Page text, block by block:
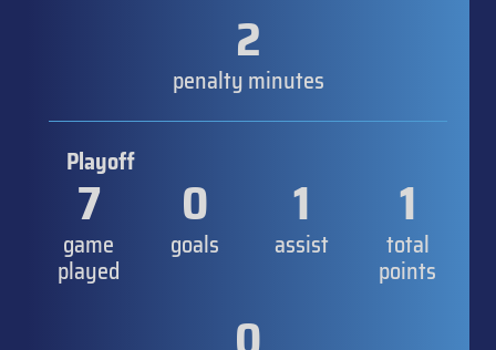
2
penalty minutes
Playoff
7
game
played
0
goals
1
assist
1
total
points